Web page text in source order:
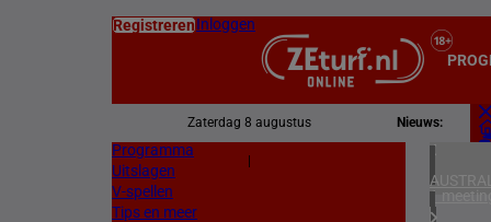
RegistrerenInloggen
Zaterdag 8 augustus Nieuws:
Programma
Uitslagen
V-spellen
Tips en meer
1